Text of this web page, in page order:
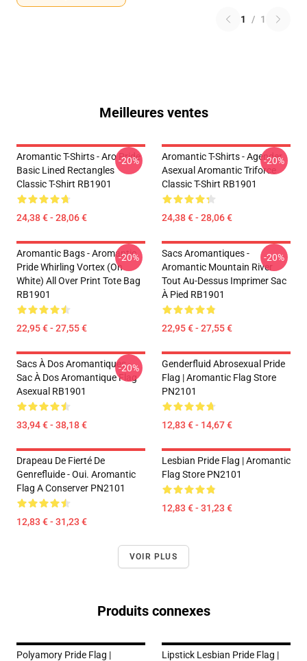
1 / 1
Meilleures ventes
Aromantic T-Shirts - Aro Pride
Basic Lined Rectangles
Classic T-Shirt RB1901
24,38 € - 28,06 €
-20%
Aromantic T-Shirts - Agender
Asexual Aromantic Triforce
Classic T-Shirt RB1901
24,38 € - 28,06 €
-20%
Aromantic Bags - Aromantic
Pride Whirling Vortex (On
White) All Over Print Tote Bag
RB1901
22,95 € - 27,55 €
-20%
Sacs Aromantiques -
Aromantic Mountain River
Tout Au-Dessus Imprimer Sac
À Pied RB1901
22,95 € - 27,55 €
-20%
Sacs À Dos Aromantiques -
Sac À Dos Aromantique Flag
Asexual RB1901
33,94 € - 38,18 €
-20%
Genderfluid Abrosexual Pride
Flag | Aromantic Flag Store
PN2101
12,83 € - 14,67 €
Drapeau De Fierté De
Genrefluide - Oui. Aromantic
Flag A Conserver PN2101
12,83 € - 31,23 €
Lesbian Pride Flag | Aromantic
Flag Store PN2101
12,83 € - 31,23 €
VOIR PLUS
Produits connexes
Polyamory Pride Flag |
Lipstick Lesbian Pride Flag |